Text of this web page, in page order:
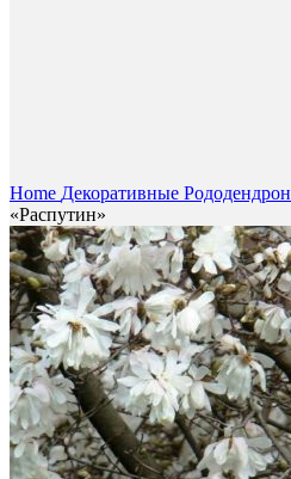
Home Декоративные Рододендрон
«Распутин»